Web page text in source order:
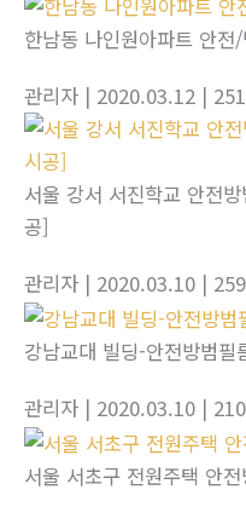
한남동 나인원아파트 안
관리자 | 2020.03.12 |
서울 강서 서진학교 안전
공]
관리자 | 2020.03.10 |
강남교대 빌딩-안전방범
관리자 | 2020.03.10 |
서울 서초구 전원주택 안